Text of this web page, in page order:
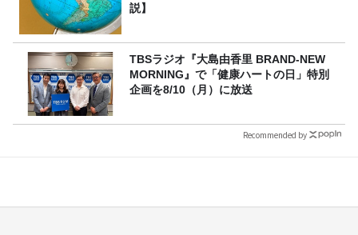
説】
TBSラジオ『大島由香里 BRAND-NEW
MORNING』で「健康ハートの日」特別
企画を8/10（月）に放送
Recommended by